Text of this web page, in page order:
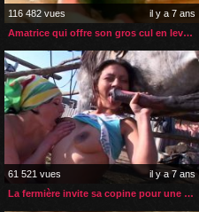
116 482 vues
il y a 7 ans
Amatrice qui offre son gros cul en levrette à son chien
61 521 vues
il y a 7 ans
La fermière invite sa copine pour une séance de zoophilie